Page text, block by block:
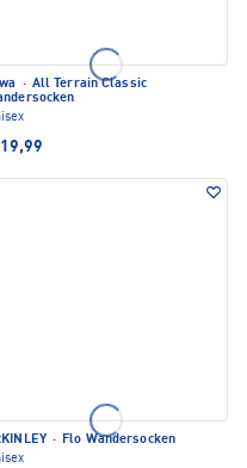
· All Terrain Classic
· Flo Wandersocken